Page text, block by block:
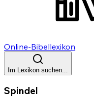
Online-Bibellexikon
Im Lexikon suchen...
Spindel